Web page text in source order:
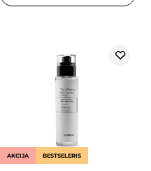
AKCIJA BESTSELERIS